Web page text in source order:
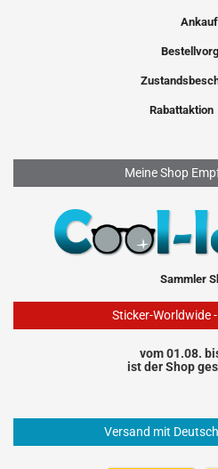
Ankauf
Rabattaktion
Meine Shop
Sammler
Sticker-Worldwide
vom 01.08.
ist der Shop
Versand mit